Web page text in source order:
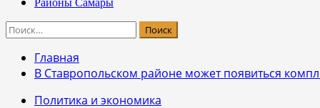
Районы Самары
Найти:
Главная
В Ставропольском районе может появиться
Политика и экономика